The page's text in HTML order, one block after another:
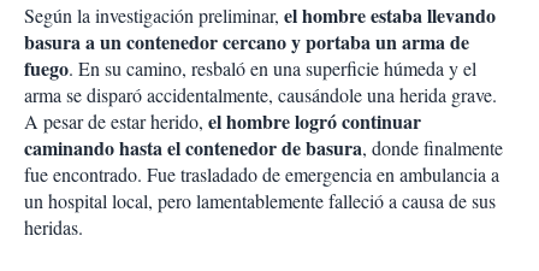
Según la investigación preliminar, el hombre estaba llevando
basura a un contenedor cercano y portaba un arma de
fuego. En su camino, resbaló en una superficie húmeda y el
arma se disparó accidentalmente, causándole una herida grave.
A pesar de estar herido, el hombre logró continuar
caminando hasta el contenedor de basura, donde finalmente
fue encontrado. Fue trasladado de emergencia en ambulancia a
un hospital local, pero lamentablemente falleció a causa de sus
heridas.